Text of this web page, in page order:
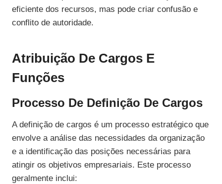
eficiente dos recursos, mas pode criar confusão e
conflito de autoridade.
Atribuição De Cargos E
Funções
Processo De Definição De Cargos
A definição de cargos é um processo estratégico que
envolve a análise das necessidades da organização
e a identificação das posições necessárias para
atingir os objetivos empresariais. Este processo
geralmente inclui: